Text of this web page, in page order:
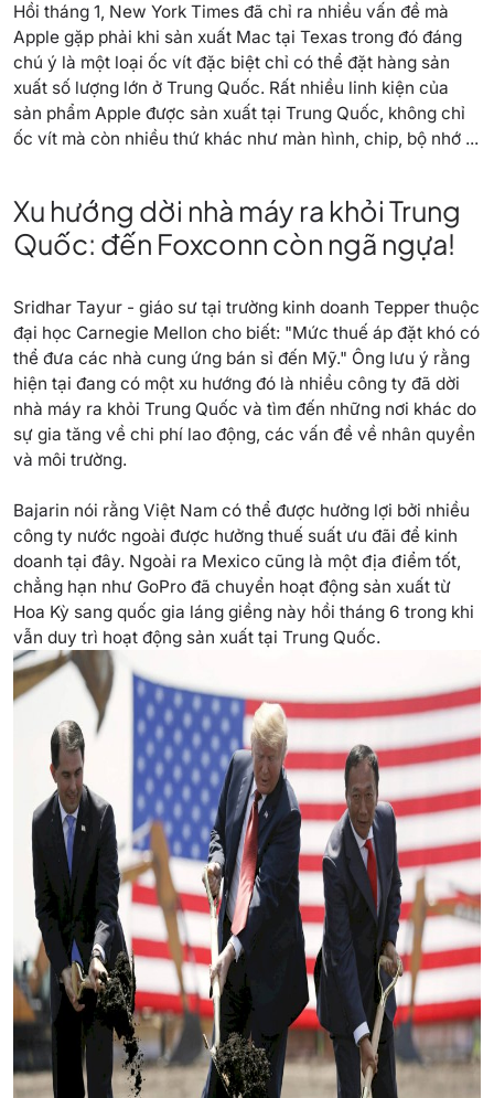
Hồi tháng 1, New York Times đã chỉ ra nhiều vấn đề mà
Apple gặp phải khi sản xuất Mac tại Texas trong đó đáng
chú ý là một loại ốc vít đặc biệt chỉ có thể đặt hàng sản
xuất số lượng lớn ở Trung Quốc. Rất nhiều linh kiện của
sản phẩm Apple được sản xuất tại Trung Quốc, không chỉ
ốc vít mà còn nhiều thứ khác như màn hình, chip, bộ nhớ ...
Xu hướng dời nhà máy ra khỏi Trung
Quốc: đến Foxconn còn ngã ngựa!
Sridhar Tayur - giáo sư tại trường kinh doanh Tepper thuộc
đại học Carnegie Mellon cho biết: "Mức thuế áp đặt khó có
thể đưa các nhà cung ứng bán sỉ đến Mỹ." Ông lưu ý rằng
hiện tại đang có một xu hướng đó là nhiều công ty đã dời
nhà máy ra khỏi Trung Quốc và tìm đến những nơi khác do
sự gia tăng về chi phí lao động, các vấn đề về nhân quyền
và môi trường.
Bajarin nói rằng Việt Nam có thể được hưởng lợi bởi nhiều
công ty nước ngoài được hưởng thuế suất ưu đãi để kinh
doanh tại đây. Ngoài ra Mexico cũng là một địa điểm tốt,
chẳng hạn như GoPro đã chuyển hoạt động sản xuất từ
Hoa Kỳ sang quốc gia láng giềng này hồi tháng 6 trong khi
vẫn duy trì hoạt động sản xuất tại Trung Quốc.